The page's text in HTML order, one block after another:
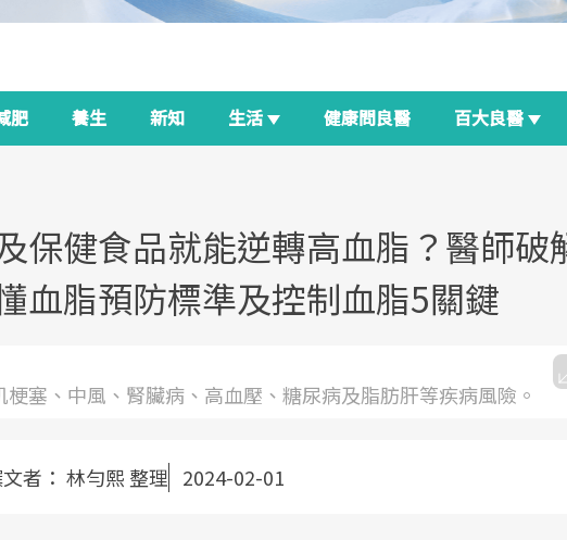
肥 養生 新知 生活 健康問良醫 百大良醫
保健食品就能逆轉高血脂？醫師破
血脂預防標準及控制血脂5關鍵
塞、中風、腎臟病、高血壓、糖尿病及脂肪肝等疾病風險。
者： 林勻熙 整理 2024-02-01邁向「健康照護」的新時代。隨著國
健康新生活」，從講座、體驗到運動
發，透過醫學觀點與日常感受的對話